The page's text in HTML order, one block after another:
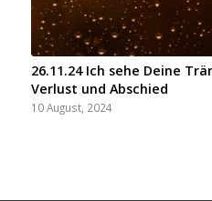
26.11.24 Ich sehe Deine
Verlust und Abschied
10 August, 2024